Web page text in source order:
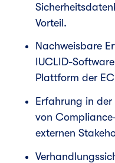
Vorteil.
Nachweisbare
IUCLID-
Plattform der
Erfahrung in
von
externen